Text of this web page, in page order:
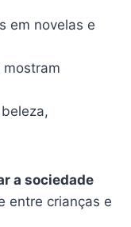
em novelas e
mostram
a sociedade
entre crianças e